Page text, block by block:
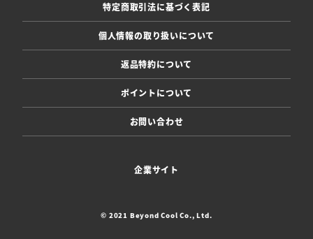
特定商取引法に基づく表記
個人情報の取り扱いについて
返品特約について
ポイントについて
お問い合わせ
企業サイト
© 2021 Beyond Cool Co., Ltd.